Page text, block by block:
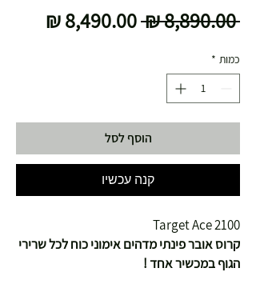
‏8,890.00 ‏₪
מחיר
כמות *
הוסף לסל
קנה עכשיו
2100 Target Ace
קרוס אובר פינתי מדהים אימוני כוח לכל שרירי
הגוף במכשיר אחד !